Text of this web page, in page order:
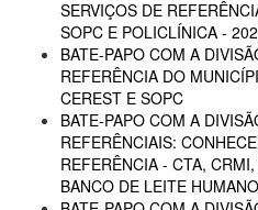
SERVIÇOS DE
SOPC E POLICLÍNICA -
BATE-PAPO COM A
REFERÊNCIA DO
CEREST E SOPC
BATE-PAPO COM A
REFERÊNCIAIS:
REFERÊNCIA - CTA,
BANCO DE LEITE HUMANO